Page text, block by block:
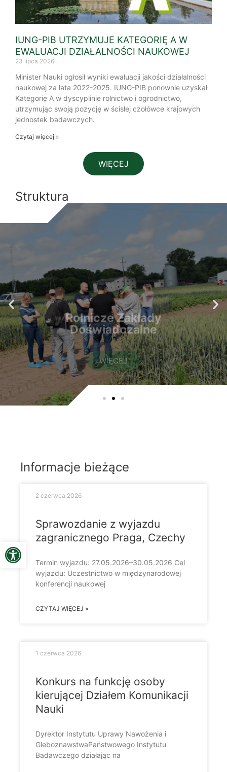
Open toolbar
IUNG-PIB UTRZYMUJE KATEGORIĘ A W
EWALUACJI DZIAŁALNOŚCI NAUKOWEJ
23 lipca 2026
Minister Nauki ogłosił wyniki ewaluacji jakości działalności
naukowej za lata 2022-2025. IUNG-PIB ponownie uzyskał
Kategorię A w dyscyplinie rolnictwo i ogrodnictwo,
utrzymując swoją pozycję w ścisłej czołówce krajowych
jednostek badawczych.
Czytaj więcej »
WIĘCEJ
Struktura
Rolnicze Zakłady
Doświadczalne
WIĘCEJ
Informacje bieżące
Sprawozdanie z wyjazdu
zagranicznego Praga, Czechy
Termin wyjazdu: 27.05.2026–30.05.2026 Cel
wyjazdu: Uczestnictwo w międzynarodowej
konferencji naukowej
CZYTAJ WIĘCEJ »
2 czerwca 2026
Konkurs na funkcję osoby
kierującej Działem Komunikacji
Nauki
Dyrektor Instytutu Uprawy Nawożenia i
GleboznawstwaPaństwowego Instytutu
Badawczego działając na
1 czerwca 2026